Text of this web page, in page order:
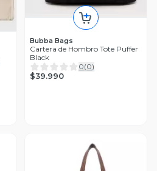
Bubba Bags
Cartera de Hombro Tote Puffer
Black
0(0)
$39.990